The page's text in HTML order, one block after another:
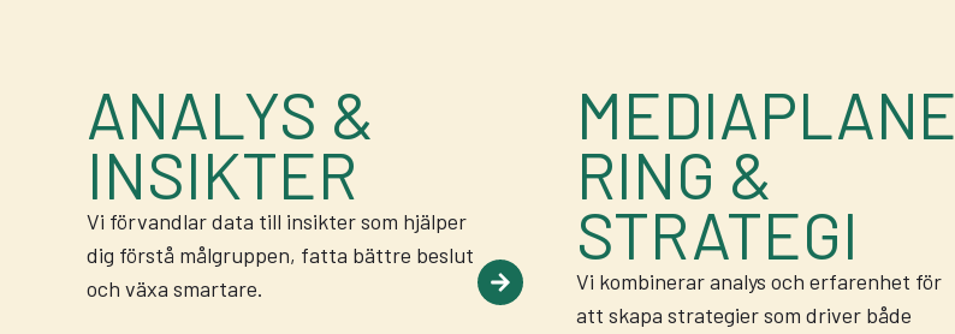
ANALYS &
INSIKTER
Vi förvandlar data till insikter som hjälper
dig förstå målgruppen, fatta bättre beslut
och växa smartare.
MEDIAPLANE
RING &
STRATEGI
Vi kombinerar analys och erfarenhet för
att skapa strategier som driver både